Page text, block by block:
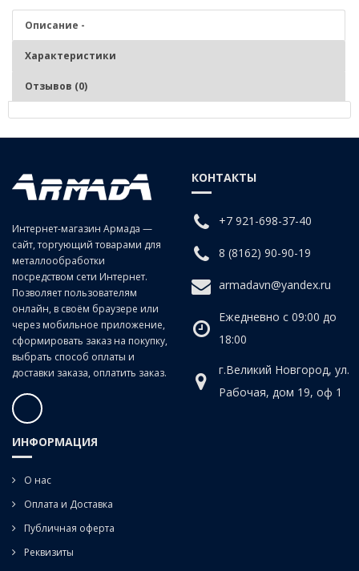
Описание -
Характеристики
Отзывов (0)
Нарезание и калибрование наружной метрической резьбы на
заготовках из сталей средней и низкой твердости, цветных сплавов,
изготавливаемых в объемах серий. Фиксация – ручные и
машинные плашкодержатели, также токарные патроны
Интернет-магазин Армада —
сайт, торгующий товарами для
металлообработки
посредством сети Интернет.
Позволяет пользователям
онлайн, в своём браузере или
через мобильное приложение,
сформировать заказ на покупку,
выбрать способ оплаты и
доставки заказа, оплатить заказ.
КОНТАКТЫ
+7 921-698-37-40
8 (8162) 90-90-19
armadavn@yandex.ru
Ежедневно с 09:00 до
18:00
г.Великий Новгород, ул.
Рабочая, дом 19, оф 1
ИНФОРМАЦИЯ
О нас
Оплата и Доставка
Публичная оферта
Реквизиты